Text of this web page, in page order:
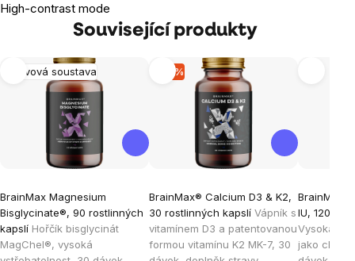
High-contrast mode
Související produkty
Nervová soustava
BrainMax Magnesium
Bisglycinate®, 90 rostlinných
kapslí Hořčík bisglycinát
MagChel®, vysoká
-15 %
BrainMax® Calcium D3 & K2,
30 rostlinných kapslí Vápník s
vitamínem D3 a patentovanou
formou vitamínu K2 MK-7, 30
BrainMax
IU, 120
Vysoká
jako